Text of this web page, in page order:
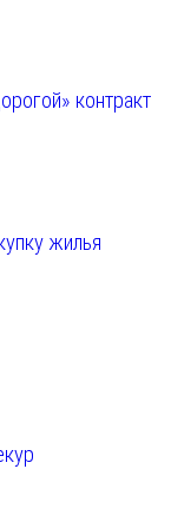
контракт
жилья